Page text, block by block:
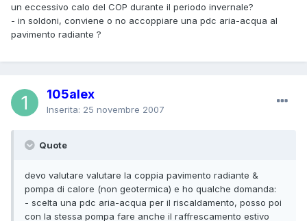
un eccessivo calo del COP durante il periodo invernale?
- in soldoni, conviene o no accoppiare una pdc aria-acqua al
pavimento radiante ?
105alex
Inserita: 25 novembre 2007
Quote
devo valutare valutare la coppia pavimento radiante &
pompa di calore (non geotermica) e ho qualche domanda:
- scelta una pdc aria-acqua per il riscaldamento, posso poi
con la stessa pompa fare anche il raffrescamento estivo